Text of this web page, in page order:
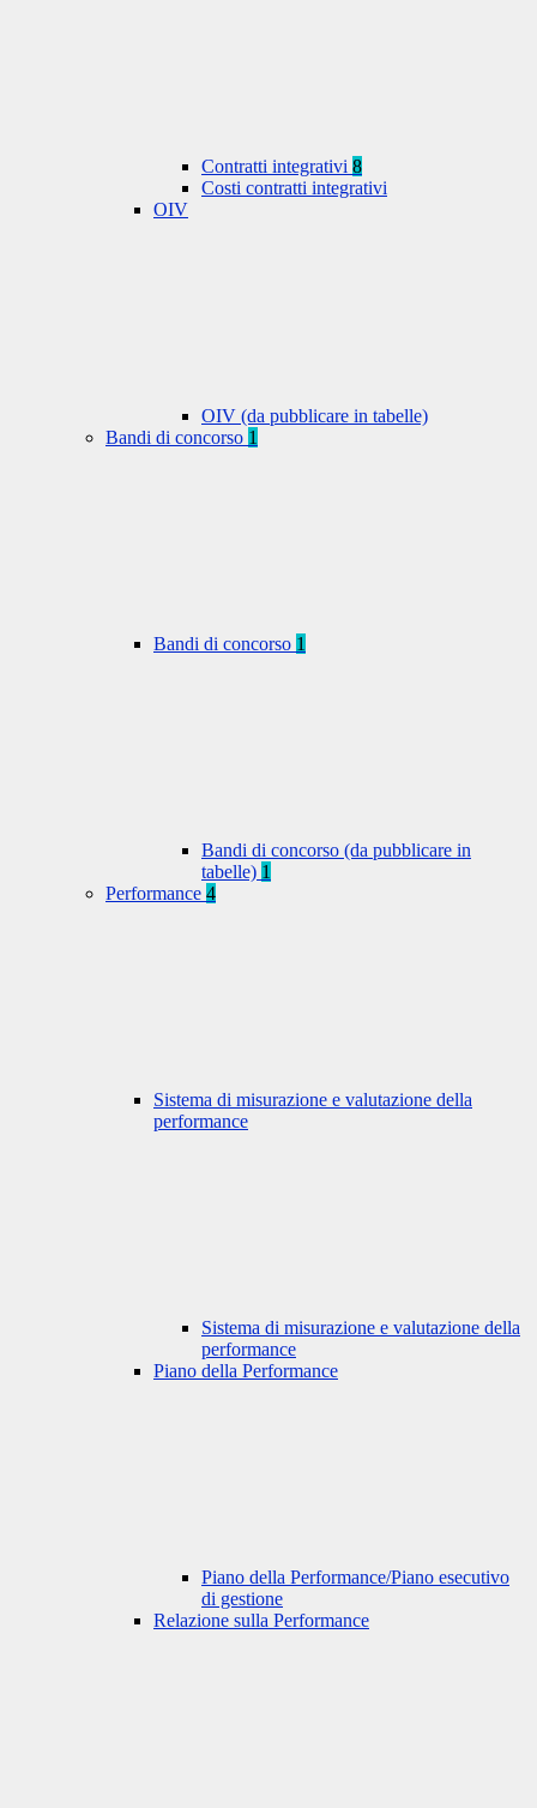
Contratti integrativi 8
Costi contratti integrativi
OIV
OIV (da pubblicare in tabelle)
Bandi di concorso 1
Bandi di concorso 1
Bandi di concorso (da pubblicare in
tabelle) 1
Performance 4
Sistema di misurazione e valutazione della
performance
Sistema di misurazione e valutazione della
performance
Piano della Performance
Piano della Performance/Piano esecutivo
di gestione
Relazione sulla Performance